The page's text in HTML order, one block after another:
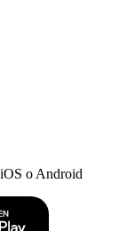
o Android